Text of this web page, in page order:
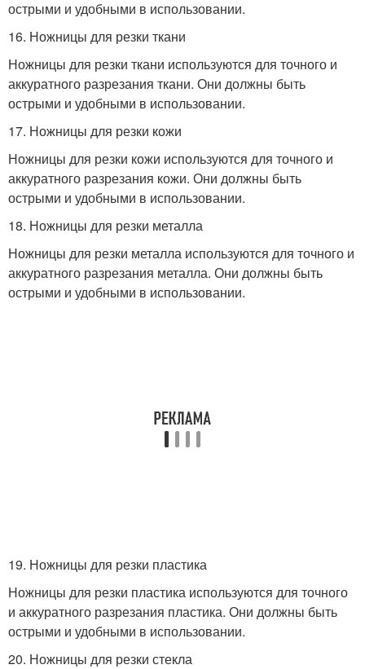
острыми и удобными в использовании.
16. Ножницы для резки ткани
Ножницы для резки ткани используются для точного и
аккуратного разрезания ткани. Они должны быть
острыми и удобными в использовании.
17. Ножницы для резки кожи
Ножницы для резки кожи используются для точного и
аккуратного разрезания кожи. Они должны быть
острыми и удобными в использовании.
18. Ножницы для резки металла
Ножницы для резки металла используются для точного и
аккуратного разрезания металла. Они должны быть
острыми и удобными в использовании.
19. Ножницы для резки пластика
Ножницы для резки пластика используются для точного
и аккуратного разрезания пластика. Они должны быть
острыми и удобными в использовании.
20. Ножницы для резки стекла